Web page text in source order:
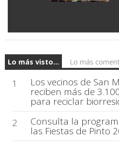
Lo más visto... Lo más
1 Los vecinos de San
reciben más de
para reciclar
2
Consulta la
las Fiestas de Pinto